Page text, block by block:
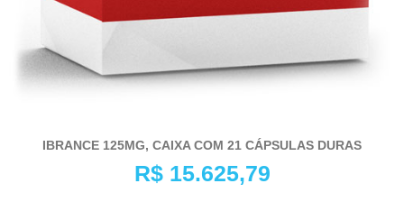
IBRANCE 125MG, CAIXA COM 21 CÁPSULAS DURAS
R$15.625,79